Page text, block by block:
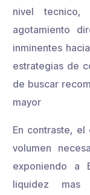
nivel tecnico,
agotamiento
inminentes
estrategias de
de buscar
mayor
En contraste,
volumen
exponiendo a
liquidez mas